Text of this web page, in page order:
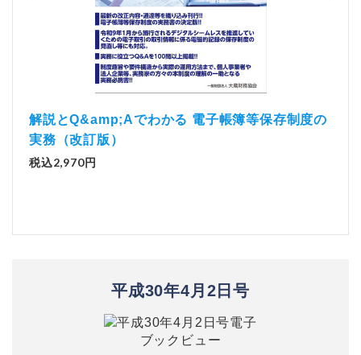
解説とQ&amp;Aでわかる 電子帳簿等保存制度の
実務（改訂版）
税込2,970円
平成30年4月2日号